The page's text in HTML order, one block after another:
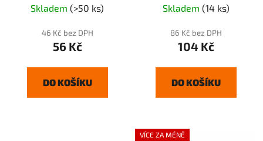
Skladem (>50 ks)
46 Kč bez DPH
56 Kč
DO KOŠÍKU
Skladem (14 ks)
86 Kč bez DPH
104 Kč
DO KOŠÍKU
VÍCE ZA MÉNĚ